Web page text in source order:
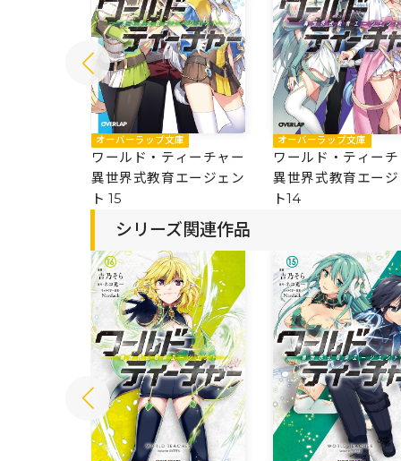
オーバーラップ文庫
ワールド・ティーチャー
異世界式教育エージェン
ト 15
オーバーラップ文庫
ワールド・ティー
異世界式教育エー
ト14
シリーズ関連作品